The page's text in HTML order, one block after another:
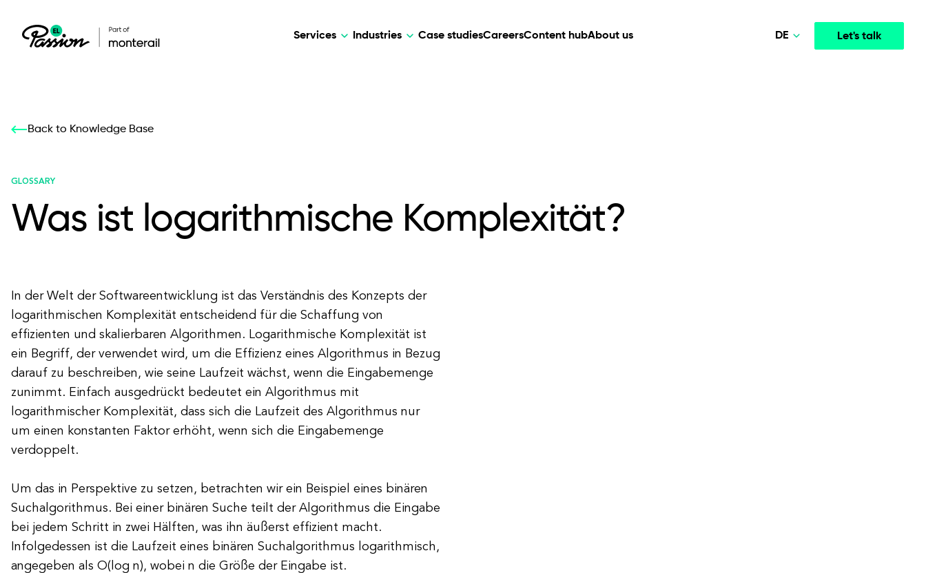
Services
Our services: build,
All services
Industries
Our services: build,
Case studiesCareersContent hubAbout us Let's talk
DE
Back to Knowledge Base
GLOSSARY
Was ist logarithmische Komplexität?
In der Welt der Softwareentwicklung ist das Verständnis des Konzepts der
logarithmischen Komplexität entscheidend für die Schaffung von
effizienten und skalierbaren Algorithmen. Logarithmische Komplexität ist
ein Begriff, der verwendet wird, um die Effizienz eines Algorithmus in Bezug
darauf zu beschreiben, wie seine Laufzeit wächst, wenn die Eingabemenge
zunimmt. Einfach ausgedrückt bedeutet ein Algorithmus mit
logarithmischer Komplexität, dass sich die Laufzeit des Algorithmus nur
um einen konstanten Faktor erhöht, wenn sich die Eingabemenge
verdoppelt.
Um das in Perspektive zu setzen, betrachten wir ein Beispiel eines binären
Suchalgorithmus. Bei einer binären Suche teilt der Algorithmus die Eingabe
bei jedem Schritt in zwei Hälften, was ihn äußerst effizient macht.
Infolgedessen ist die Laufzeit eines binären Suchalgorithmus logarithmisch,
angegeben als O(log n), wobei n die Größe der Eingabe ist.